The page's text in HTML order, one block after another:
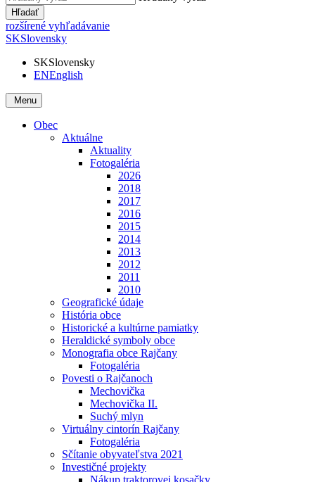
Hľadať
rozšírené vyhľadávanie
SKSlovensky
SKSlovensky
ENEnglish
Menu
Obec
Aktuálne
Aktuality
Fotogaléria
2026
2018
2017
2016
2015
2014
2013
2012
2011
2010
Geografické údaje
História obce
Historické a kultúrne pamiatky
Heraldické symboly obce
Monografia obce Rajčany
Fotogaléria
Povesti o Rajčanoch
Mechovička
Mechovička II.
Suchý mlyn
Virtuálny cintorín Rajčany
Fotogaléria
Sčítanie obyvateľstva 2021
Investičné projekty
Nákup traktorovej kosačky